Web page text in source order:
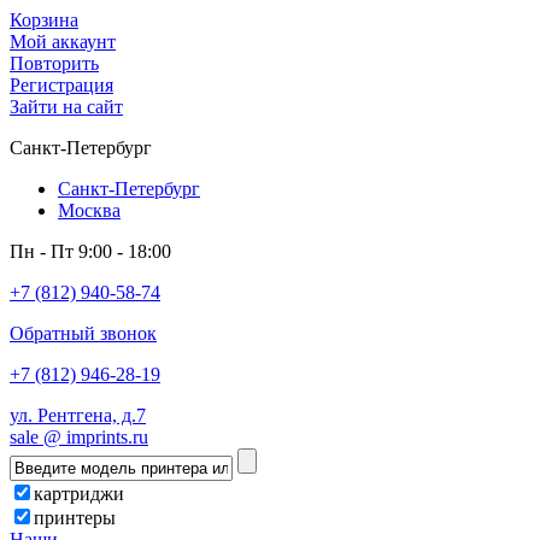
Корзина
Мой аккаунт
Повторить
Регистрация
Зайти на сайт
Санкт-Петербург
Санкт-Петербург
Москва
Пн - Пт 9:00 - 18:00
+7 (812) 940-58-74
Обратный звонок
+7 (812) 946-28-19
ул. Рентгена, д.7
sale @ imprints.ru
картриджи
принтеры